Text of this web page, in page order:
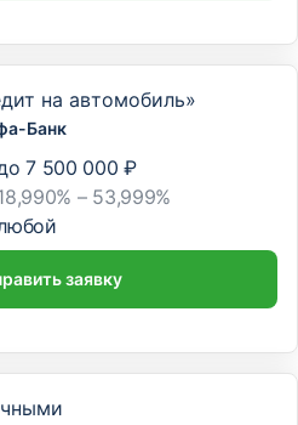
на автомобиль»
Банк
7 500 000 ₽
– 53,999%
заявку